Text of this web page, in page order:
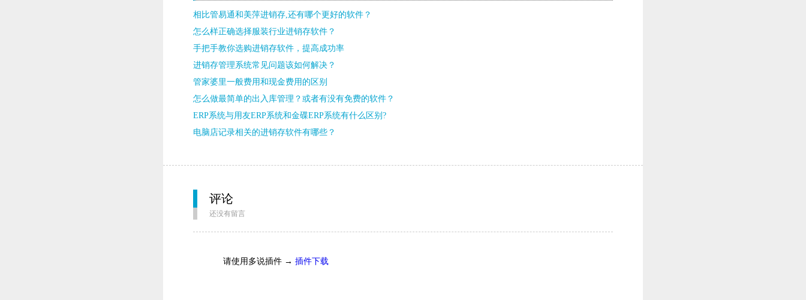
相比管易通和美萍进销存,还有哪个更好的软件？
怎么样正确选择服装行业进销存软件？
手把手教你选购进销存软件，提高成功率
进销存管理系统常见问题该如何解决？
管家婆里一般费用和现金费用的区别
怎么做最简单的出入库管理？或者有没有免费的软件？
ERP系统与用友ERP系统和金碟ERP系统有什么区别?
电脑店记录相关的进销存软件有哪些？
评论
还没有留言
请使用多说插件 → 插件下载